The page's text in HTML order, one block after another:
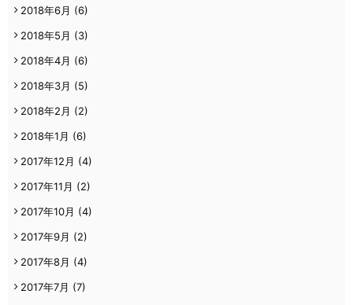
2018年6月 (6)
2018年5月 (3)
2018年4月 (6)
2018年3月 (5)
2018年2月 (2)
2018年1月 (6)
2017年12月 (4)
2017年11月 (2)
2017年10月 (4)
2017年9月 (2)
2017年8月 (4)
2017年7月 (7)